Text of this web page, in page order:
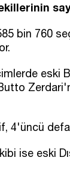
bin 760
eski
4'üncü
ise eski